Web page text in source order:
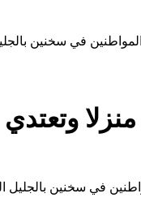
في سخنين
منزلا